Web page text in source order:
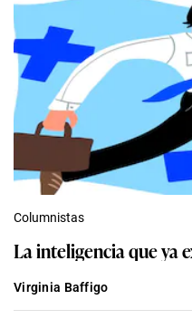
Columnistas
La inteligencia que ya
Virginia Baffigo